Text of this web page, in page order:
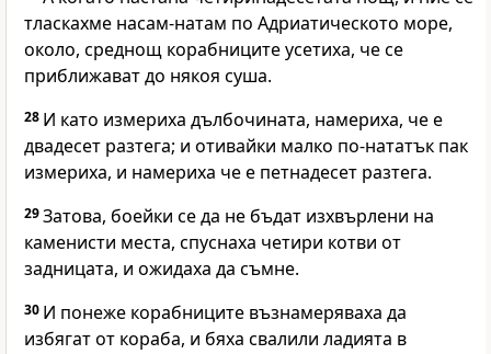
тласкахме насам-натам по Адриатическото море,
около, среднощ корабниците усетиха, че се
приближават до някоя суша.
28 И като измериха дълбочината, намериха, че е
двадесет разтега; и отивайки малко по-нататък пак
измериха, и намериха че е петнадесет разтега.
29Затова, боейки се да не бъдат изхвърлени на
каменисти места, спуснаха четири котви от
задницата, и ожидаха да съмне.
30 И понеже корабниците възнамеряваха да
избягат от кораба, и бяха свалили ладията в